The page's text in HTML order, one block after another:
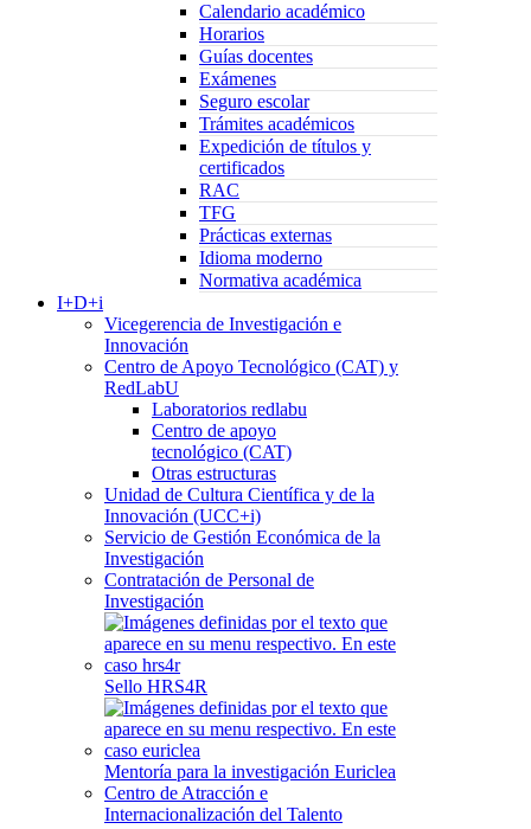
Calendario académico
Horarios
Guías docentes
Exámenes
Seguro escolar
Trámites académicos
Expedición de títulos y
certificados
RAC
TFG
Prácticas externas
Idioma moderno
Normativa académica
I+D+i
Vicegerencia de Investigación e
Innovación
Centro de Apoyo Tecnológico (CAT) y
RedLabU
Laboratorios redlabu
Centro de apoyo
tecnológico (CAT)
Otras estructuras
Unidad de Cultura Científica y de la
Innovación (UCC+i)
Servicio de Gestión Económica de la
Investigación
Contratación de Personal de
Investigación
Sello HRS4R
Mentoría para la investigación Euriclea
Centro de Atracción e
Internacionalización del Talento